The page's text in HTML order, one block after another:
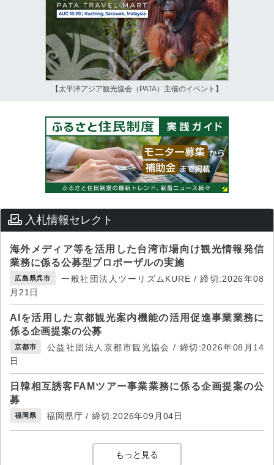
【太平洋アジア観光協会（PATA）主催のイベント】
入札情報セレクト
海外メディア等を活用した台湾市場向け観光情報発信
業務に係る公募型プロポーザルの実施
広島県呉市
一般社団法人ツーリズムKURE / 締切:2026年08
月21日
AIを活用した京都観光案内機能の活用促進事業業務に
係る企画提案の公募
京都市
公益社団法人京都市観光協会 / 締切:2026年08月14
日
日韓相互誘客FAMツアー事業業務に係る企画提案の公
募
福岡県 福岡県庁 / 締切:2026年09月04日
もっと見る